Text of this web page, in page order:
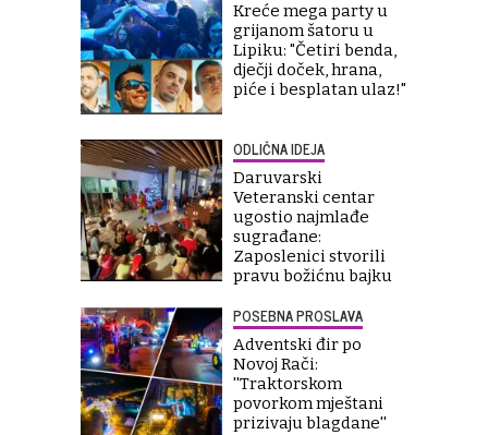
Kreće mega party u
grijanom šatoru u
Lipiku: "Četiri benda,
dječji doček, hrana,
piće i besplatan ulaz!"
ODLIČNA IDEJA
Daruvarski
Veteranski centar
ugostio najmlađe
sugrađane:
Zaposlenici stvorili
pravu božićnu bajku
POSEBNA PROSLAVA
Adventski đir po
Novoj Rači:
''Traktorskom
povorkom mještani
prizivaju blagdane''